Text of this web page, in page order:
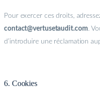
Pour exercer ces droits,
contact@vertusetaudit.com.
d’introduire une réclamation
6. Cookies